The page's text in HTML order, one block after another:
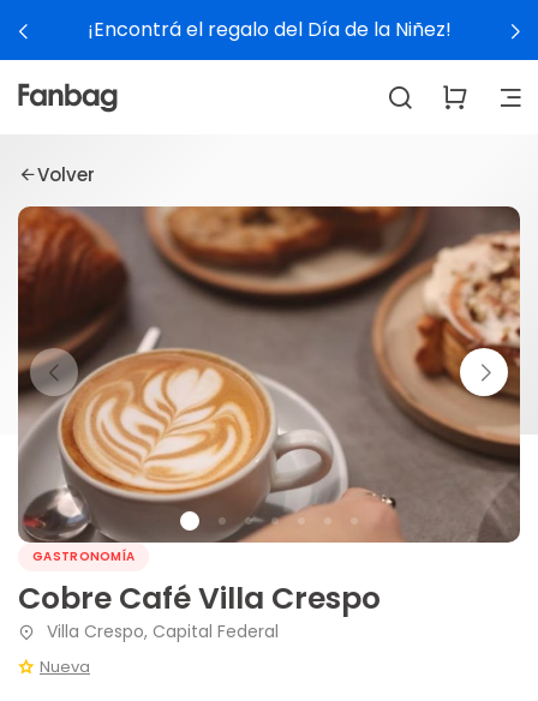
¡Encontrá el regalo del Día de la Niñez!
Volver
GASTRONOMÍA
Cobre Café Villa Crespo
Villa Crespo, Capital Federal
Nueva